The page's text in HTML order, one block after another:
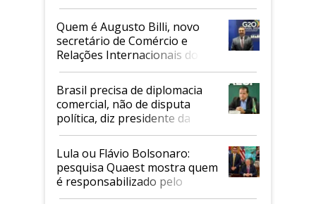
Quem é Augusto Billi, novo
secretário de Comércio e
Relações Internacionais do
Mapa
Brasil precisa de diplomacia
comercial, não de disputa
política, diz presidente da
Faesp
Lula ou Flávio Bolsonaro:
pesquisa Quaest mostra quem
é responsabilizado pelo
tarifaço dos EUA